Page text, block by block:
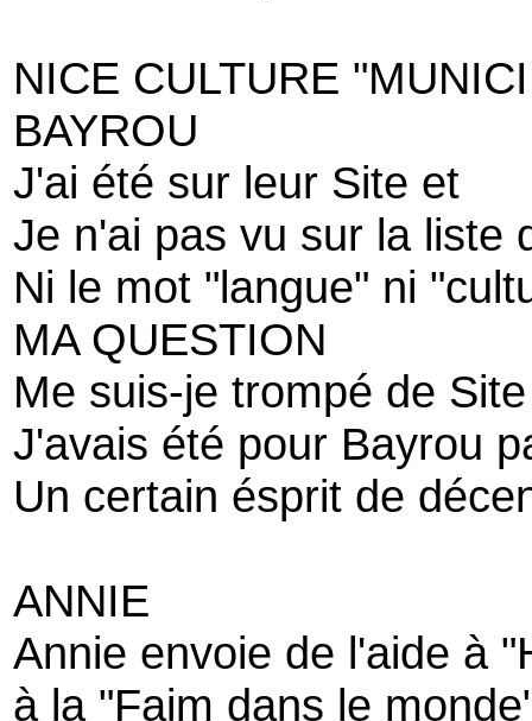
NICE CULTURE
BAYROU
J'ai été sur leur Site et
Je n'ai pas vu sur la liste
Ni le mot "langue" ni
MA QUESTION
Me suis-je trompé de
J'avais été pour Bayrou
Un certain ésprit de
ANNIE
Annie envoie de l'aide à
à la "Faim dans le